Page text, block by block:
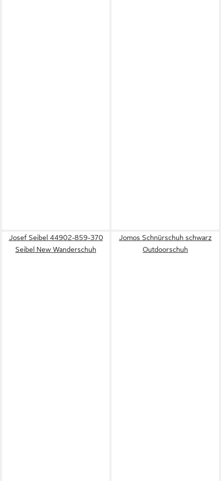
Josef Seibel 44902-859-370
Seibel New Wanderschuh
Jomos Schnürschuh schwarz
Outdoorschuh